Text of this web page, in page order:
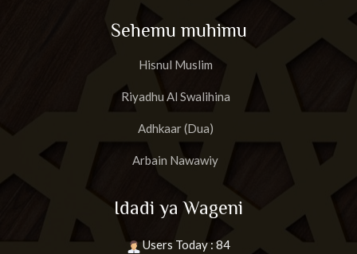
Sehemu muhimu
Hisnul Muslim
Riyadhu Al Swalihina
Adhkaar (Dua)
Arbain Nawawiy
Idadi ya Wageni
Users Today : 84